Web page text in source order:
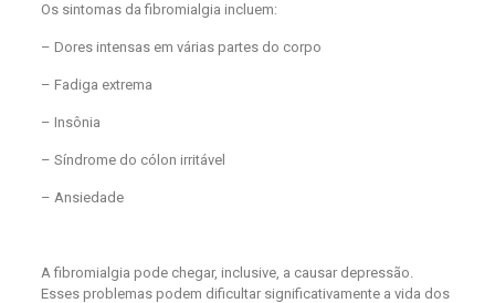
Os sintomas da fibromialgia incluem:
– Dores intensas em várias partes do corpo
– Fadiga extrema
– Insônia
– Síndrome do cólon irritável
– Ansiedade
A fibromialgia pode chegar, inclusive, a causar depressão.
Esses problemas podem dificultar significativamente a vida dos